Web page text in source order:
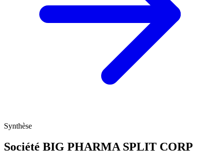
Synthèse
Société BIG PHARMA SPLIT CORP